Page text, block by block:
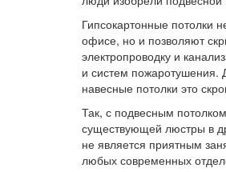
Гипсокартонные потолки
офисе, но и позволяют
электропроводку и
и систем пожаротушения.
навесные потолки это
Так, с подвесным
существующей люстры в
не является приятным
любых современных